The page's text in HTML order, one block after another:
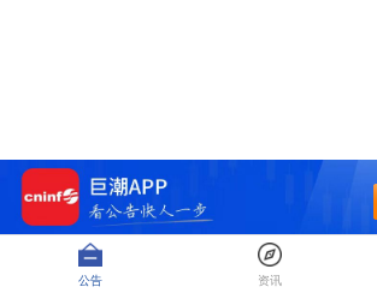
公告 资讯